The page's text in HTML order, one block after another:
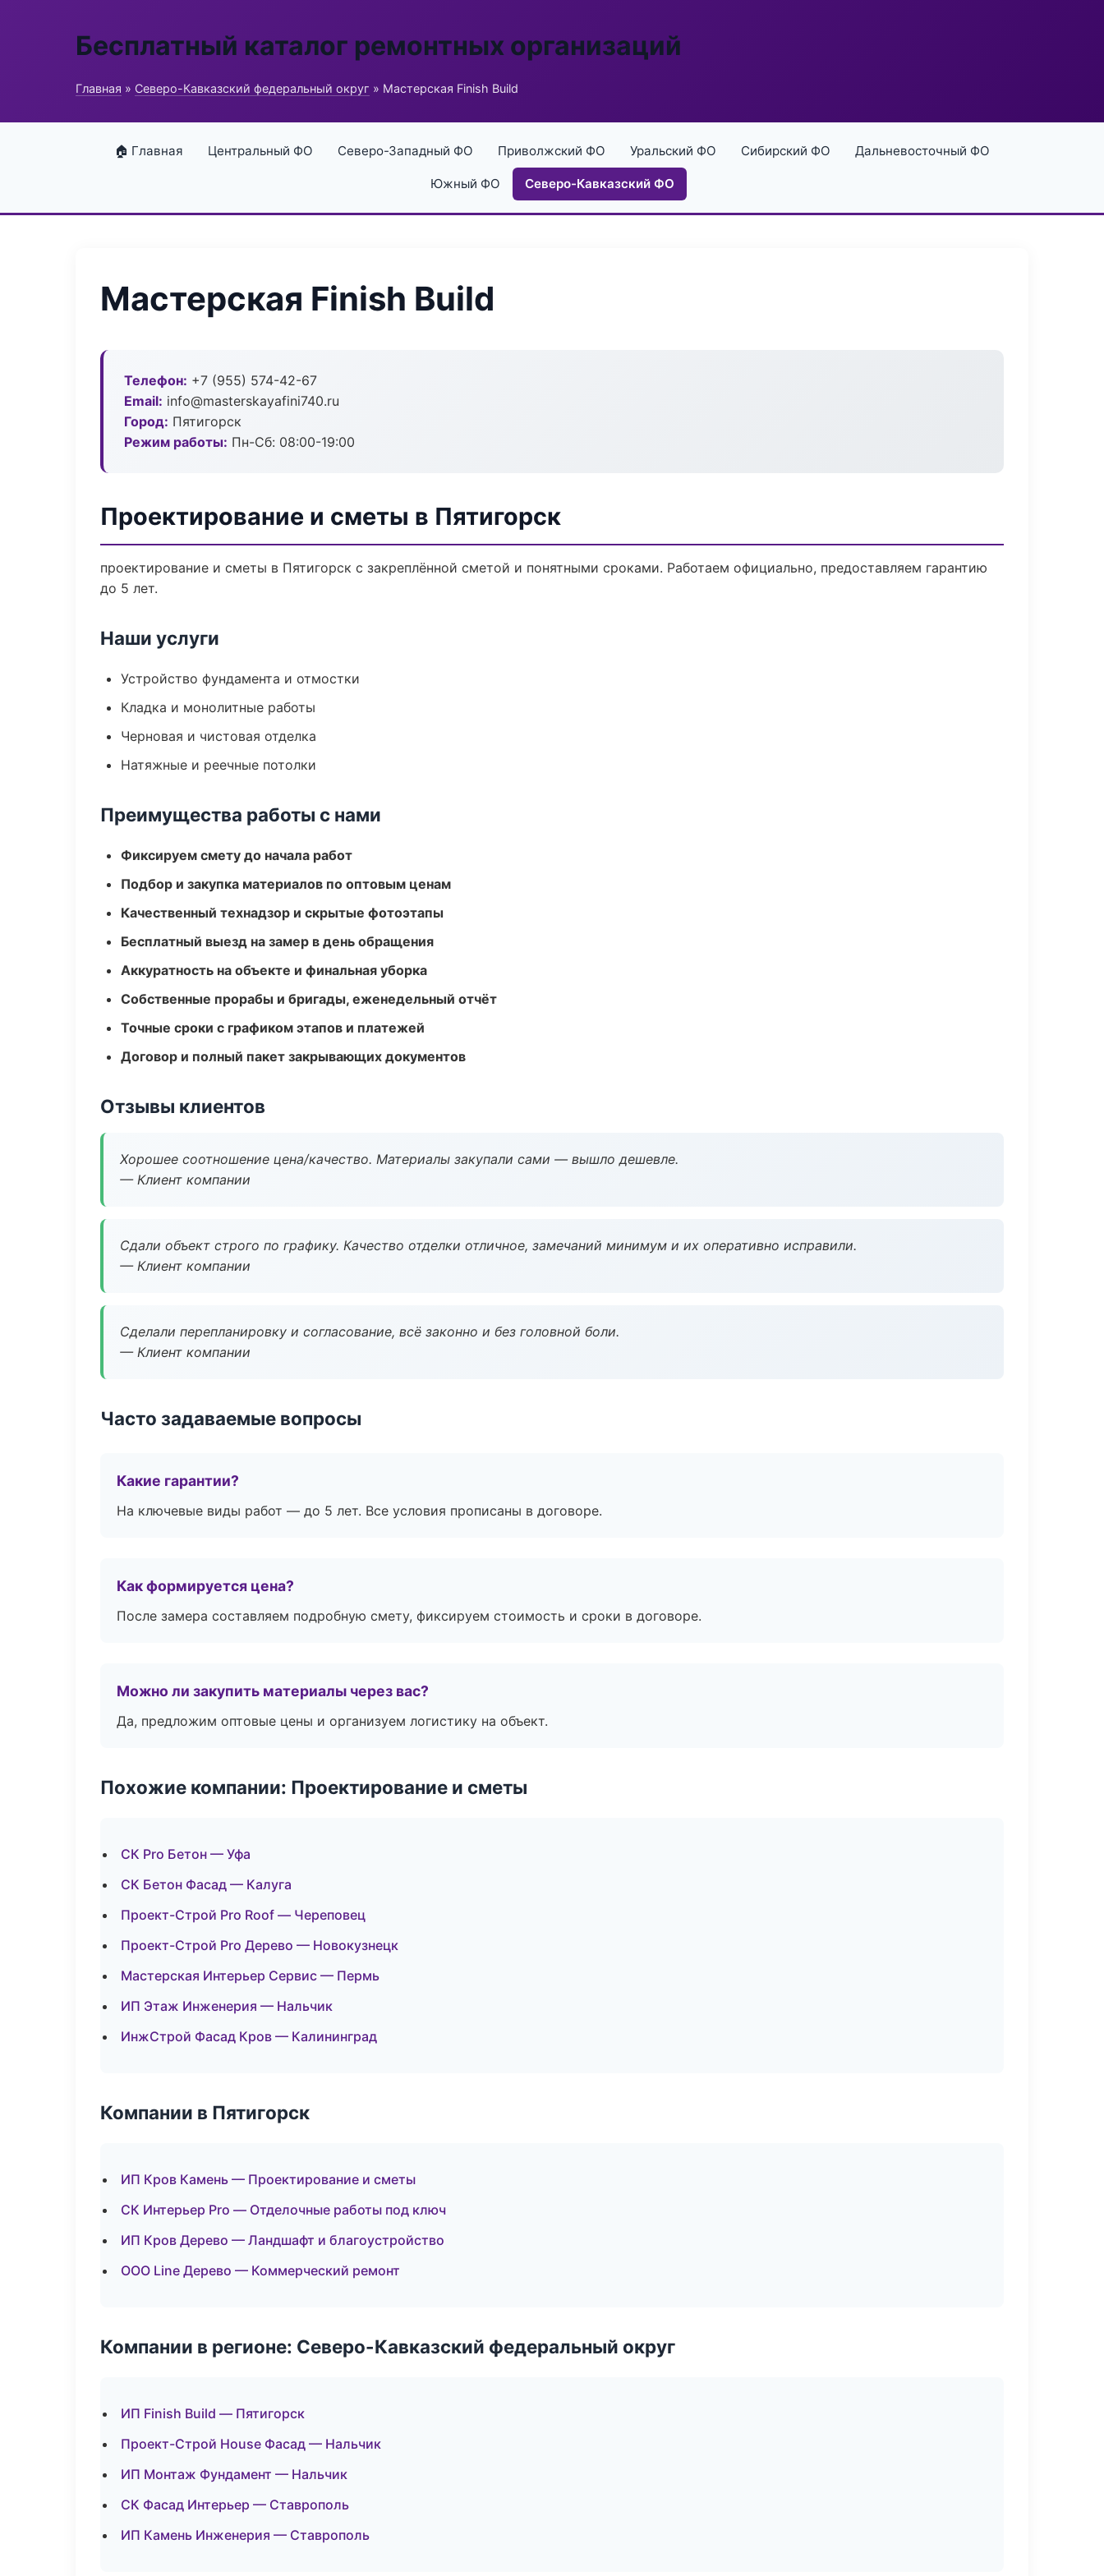
Бесплатный каталог ремонтных организаций
Главная » Северо-Кавказский федеральный округ » Мастерская Finish Build
🏠 Главная Центральный ФО Северо-Западный ФО Приволжский ФО Уральский ФО Сибирский ФО Дальневосточный ФО
Южный ФО Северо-Кавказский ФО
Мастерская Finish Build
Телефон: +7 (955) 574-42-67
Email: info@masterskayafini740.ru
Город: Пятигорск
Режим работы: Пн-Сб: 08:00-19:00
Проектирование и сметы в Пятигорск
проектирование и сметы в Пятигорск с закреплённой сметой и понятными сроками. Работаем официально, предоставляем гарантию
до 5 лет.
Наши услуги
Устройство фундамента и отмостки
Кладка и монолитные работы
Черновая и чистовая отделка
Натяжные и реечные потолки
Преимущества работы с нами
Фиксируем смету до начала работ
Подбор и закупка материалов по оптовым ценам
Качественный технадзор и скрытые фотоэтапы
Бесплатный выезд на замер в день обращения
Аккуратность на объекте и финальная уборка
Собственные прорабы и бригады, еженедельный отчёт
Точные сроки с графиком этапов и платежей
Договор и полный пакет закрывающих документов
Отзывы клиентов
Хорошее соотношение цена/качество. Материалы закупали сами — вышло дешевле.
— Клиент компании
Сдали объект строго по графику. Качество отделки отличное, замечаний минимум и их оперативно исправили.
— Клиент компании
Сделали перепланировку и согласование, всё законно и без головной боли.
— Клиент компании
Часто задаваемые вопросы
Какие гарантии?
На ключевые виды работ — до 5 лет. Все условия прописаны в договоре.
Как формируется цена?
После замера составляем подробную смету, фиксируем стоимость и сроки в договоре.
Можно ли закупить материалы через вас?
Да, предложим оптовые цены и организуем логистику на объект.
Похожие компании: Проектирование и сметы
СК Pro Бетон — Уфа
СК Бетон Фасад — Калуга
Проект-Строй Pro Roof — Череповец
Проект-Строй Pro Дерево — Новокузнецк
Мастерская Интерьер Сервис — Пермь
ИП Этаж Инженерия — Нальчик
ИнжСтрой Фасад Кров — Калининград
Компании в Пятигорск
ИП Кров Камень — Проектирование и сметы
СК Интерьер Pro — Отделочные работы под ключ
ИП Кров Дерево — Ландшафт и благоустройство
ООО Line Дерево — Коммерческий ремонт
Компании в регионе: Северо-Кавказский федеральный округ
ИП Finish Build — Пятигорск
Проект-Строй House Фасад — Нальчик
ИП Монтаж Фундамент — Нальчик
СК Фасад Интерьер — Ставрополь
ИП Камень Инженерия — Ставрополь